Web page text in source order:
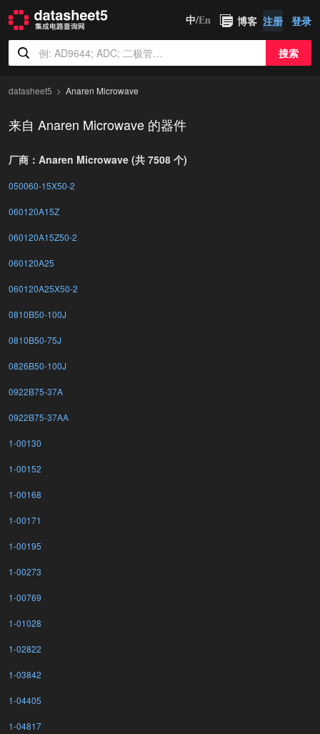
搜索
中/En 博客 注册 登录
datasheet5 Anaren Microwave
来自 Anaren Microwave 的器件
厂商：Anaren Microwave (共 7508 个)
050060-15X50-2
060120A15Z
060120A15Z50-2
060120A25
060120A25X50-2
0810B50-100J
0810B50-75J
0826B50-100J
0922B75-37A
0922B75-37AA
1-00130
1-00152
1-00168
1-00171
1-00195
1-00273
1-00769
1-01028
1-02822
1-03842
1-04405
1-04817